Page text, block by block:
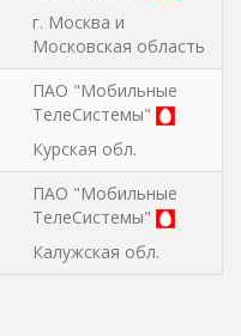
г. Москва и
Московская область
ПАО "Мобильные
ТелеСистемы"
Курская обл.
ПАО "Мобильные
ТелеСистемы"
Калужская обл.